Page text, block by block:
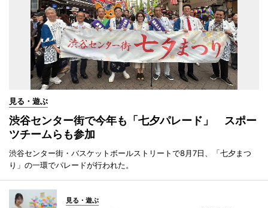
見る・遊ぶ
渋谷センター街で今年も「七夕パレード」 スポー
ツチームらも参加
渋谷センター街・バスケットボールストリートで8月7日、「七夕まつ
り」の一環でパレードが行われた。
見る・遊ぶ